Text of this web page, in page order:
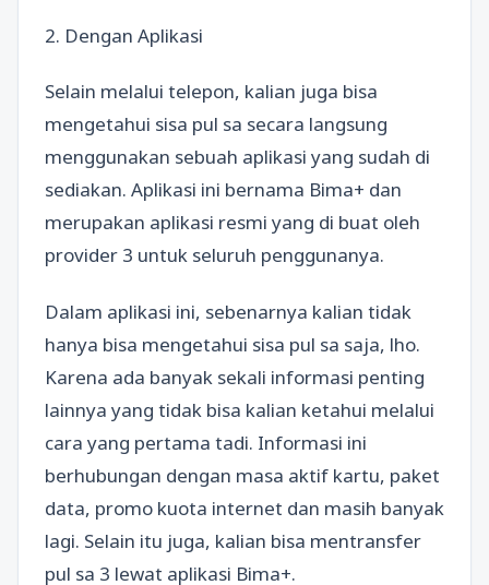
2. Dengan Aplikasi
Selain melalui telepon, kalian juga bisa
mengetahui sisa pul sa secara langsung
menggunakan sebuah aplikasi yang sudah di
sediakan. Aplikasi ini bernama Bima+ dan
merupakan aplikasi resmi yang di buat oleh
provider 3 untuk seluruh penggunanya.
Dalam aplikasi ini, sebenarnya kalian tidak
hanya bisa mengetahui sisa pul sa saja, lho.
Karena ada banyak sekali informasi penting
lainnya yang tidak bisa kalian ketahui melalui
cara yang pertama tadi. Informasi ini
berhubungan dengan masa aktif kartu, paket
data, promo kuota internet dan masih banyak
lagi. Selain itu juga, kalian bisa mentransfer
pul sa 3 lewat aplikasi Bima+.